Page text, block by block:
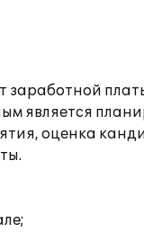
заработной
является
оценка